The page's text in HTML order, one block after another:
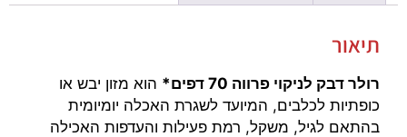
תיאור
רולר דבק לניקוי פרווה 70 דפים*
הוא מזון יבש או
כופתיות לכלבים, המיועד לשגרת האכלה יומיומית
בהתאם לגיל, משקל, רמת פעילות והעדפות האכילה